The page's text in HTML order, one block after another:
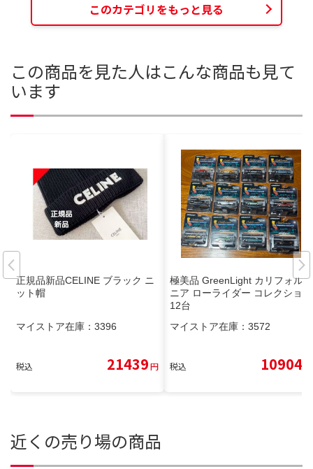
このカテゴリをもっと見る
この商品を見た人はこんな商品も見て
います
正規品新品CELINE ブラック ニ
ット帽
マイストア在庫： 3396
税込 21439円
極美品 GreenLight カリフォル
ニア ローライダー コレクション
12台
マイストア在庫： 3572
税込 10904
近くの売り場の商品